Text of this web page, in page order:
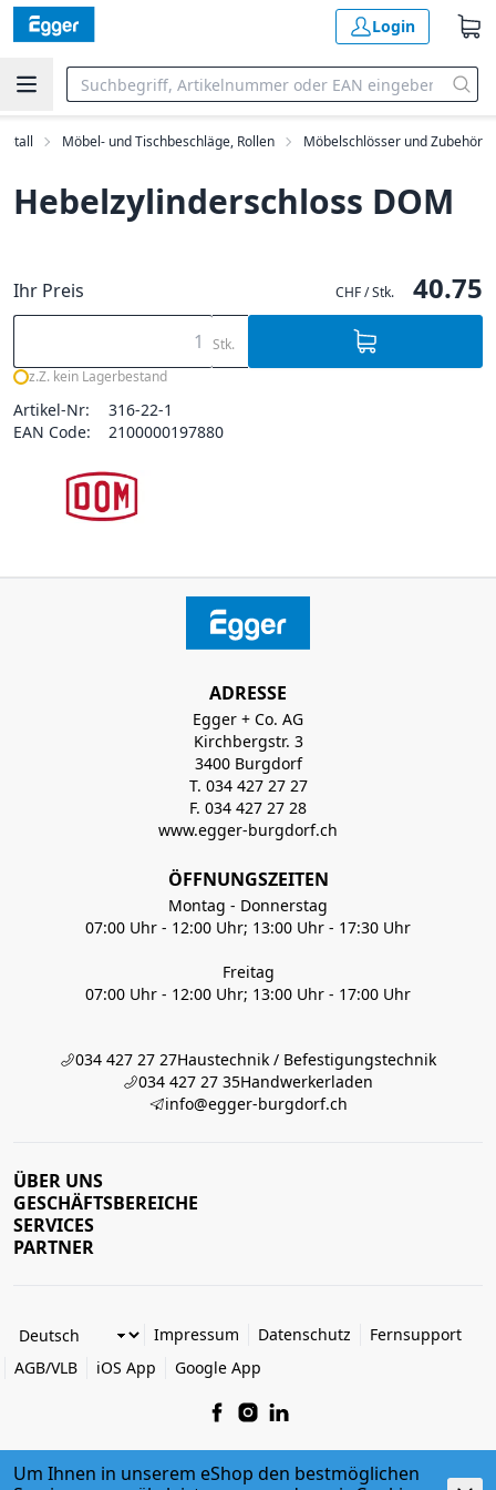
Login
Möbel- und Tischbeschläge, Rollen Möbelschlösser und Zubehör
Hebelzylinderschloss DOM
Ihr Preis CHF / Stk. 40.75
Stk.
z.Z. kein Lagerbestand
Artikel-Nr:
316-22-1
EAN Code:
2100000197880
ADRESSE
Egger + Co. AG
Kirchbergstr. 3
3400 Burgdorf
T. 034 427 27 27
F. 034 427 27 28
www.egger-burgdorf.ch
ÖFFNUNGSZEITEN
Montag - Donnerstag
07:00 Uhr - 12:00 Uhr; 13:00 Uhr - 17:30 Uhr
Freitag
07:00 Uhr - 12:00 Uhr; 13:00 Uhr - 17:00 Uhr
034 427 27 27Haustechnik / Befestigungstechnik
034 427 27 35Handwerkerladen
info@egger-burgdorf.ch
ÜBER UNS
GESCHÄFTSBEREICHE
SERVICES
PARTNER
Impressum Datenschutz
Fernsupport
AGB/VLB
iOS App Google App
Um Ihnen in unserem eShop den bestmöglichen